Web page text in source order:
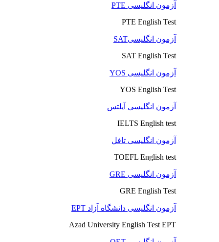
آزمون انگلیسی PTE
PTE English Test
آزمون انگلیسیSAT
SAT English Test
آزمون انگلیسی YOS
YOS English Test
آزمون انگلیسی آیلتس
IELTS English test
آزمون انگلیسی تافل
TOEFL English test
آزمون انگلیسی GRE
GRE English Test
آزمون انگلیسی دانشگاه آزاد EPT
Azad University English Test EPT